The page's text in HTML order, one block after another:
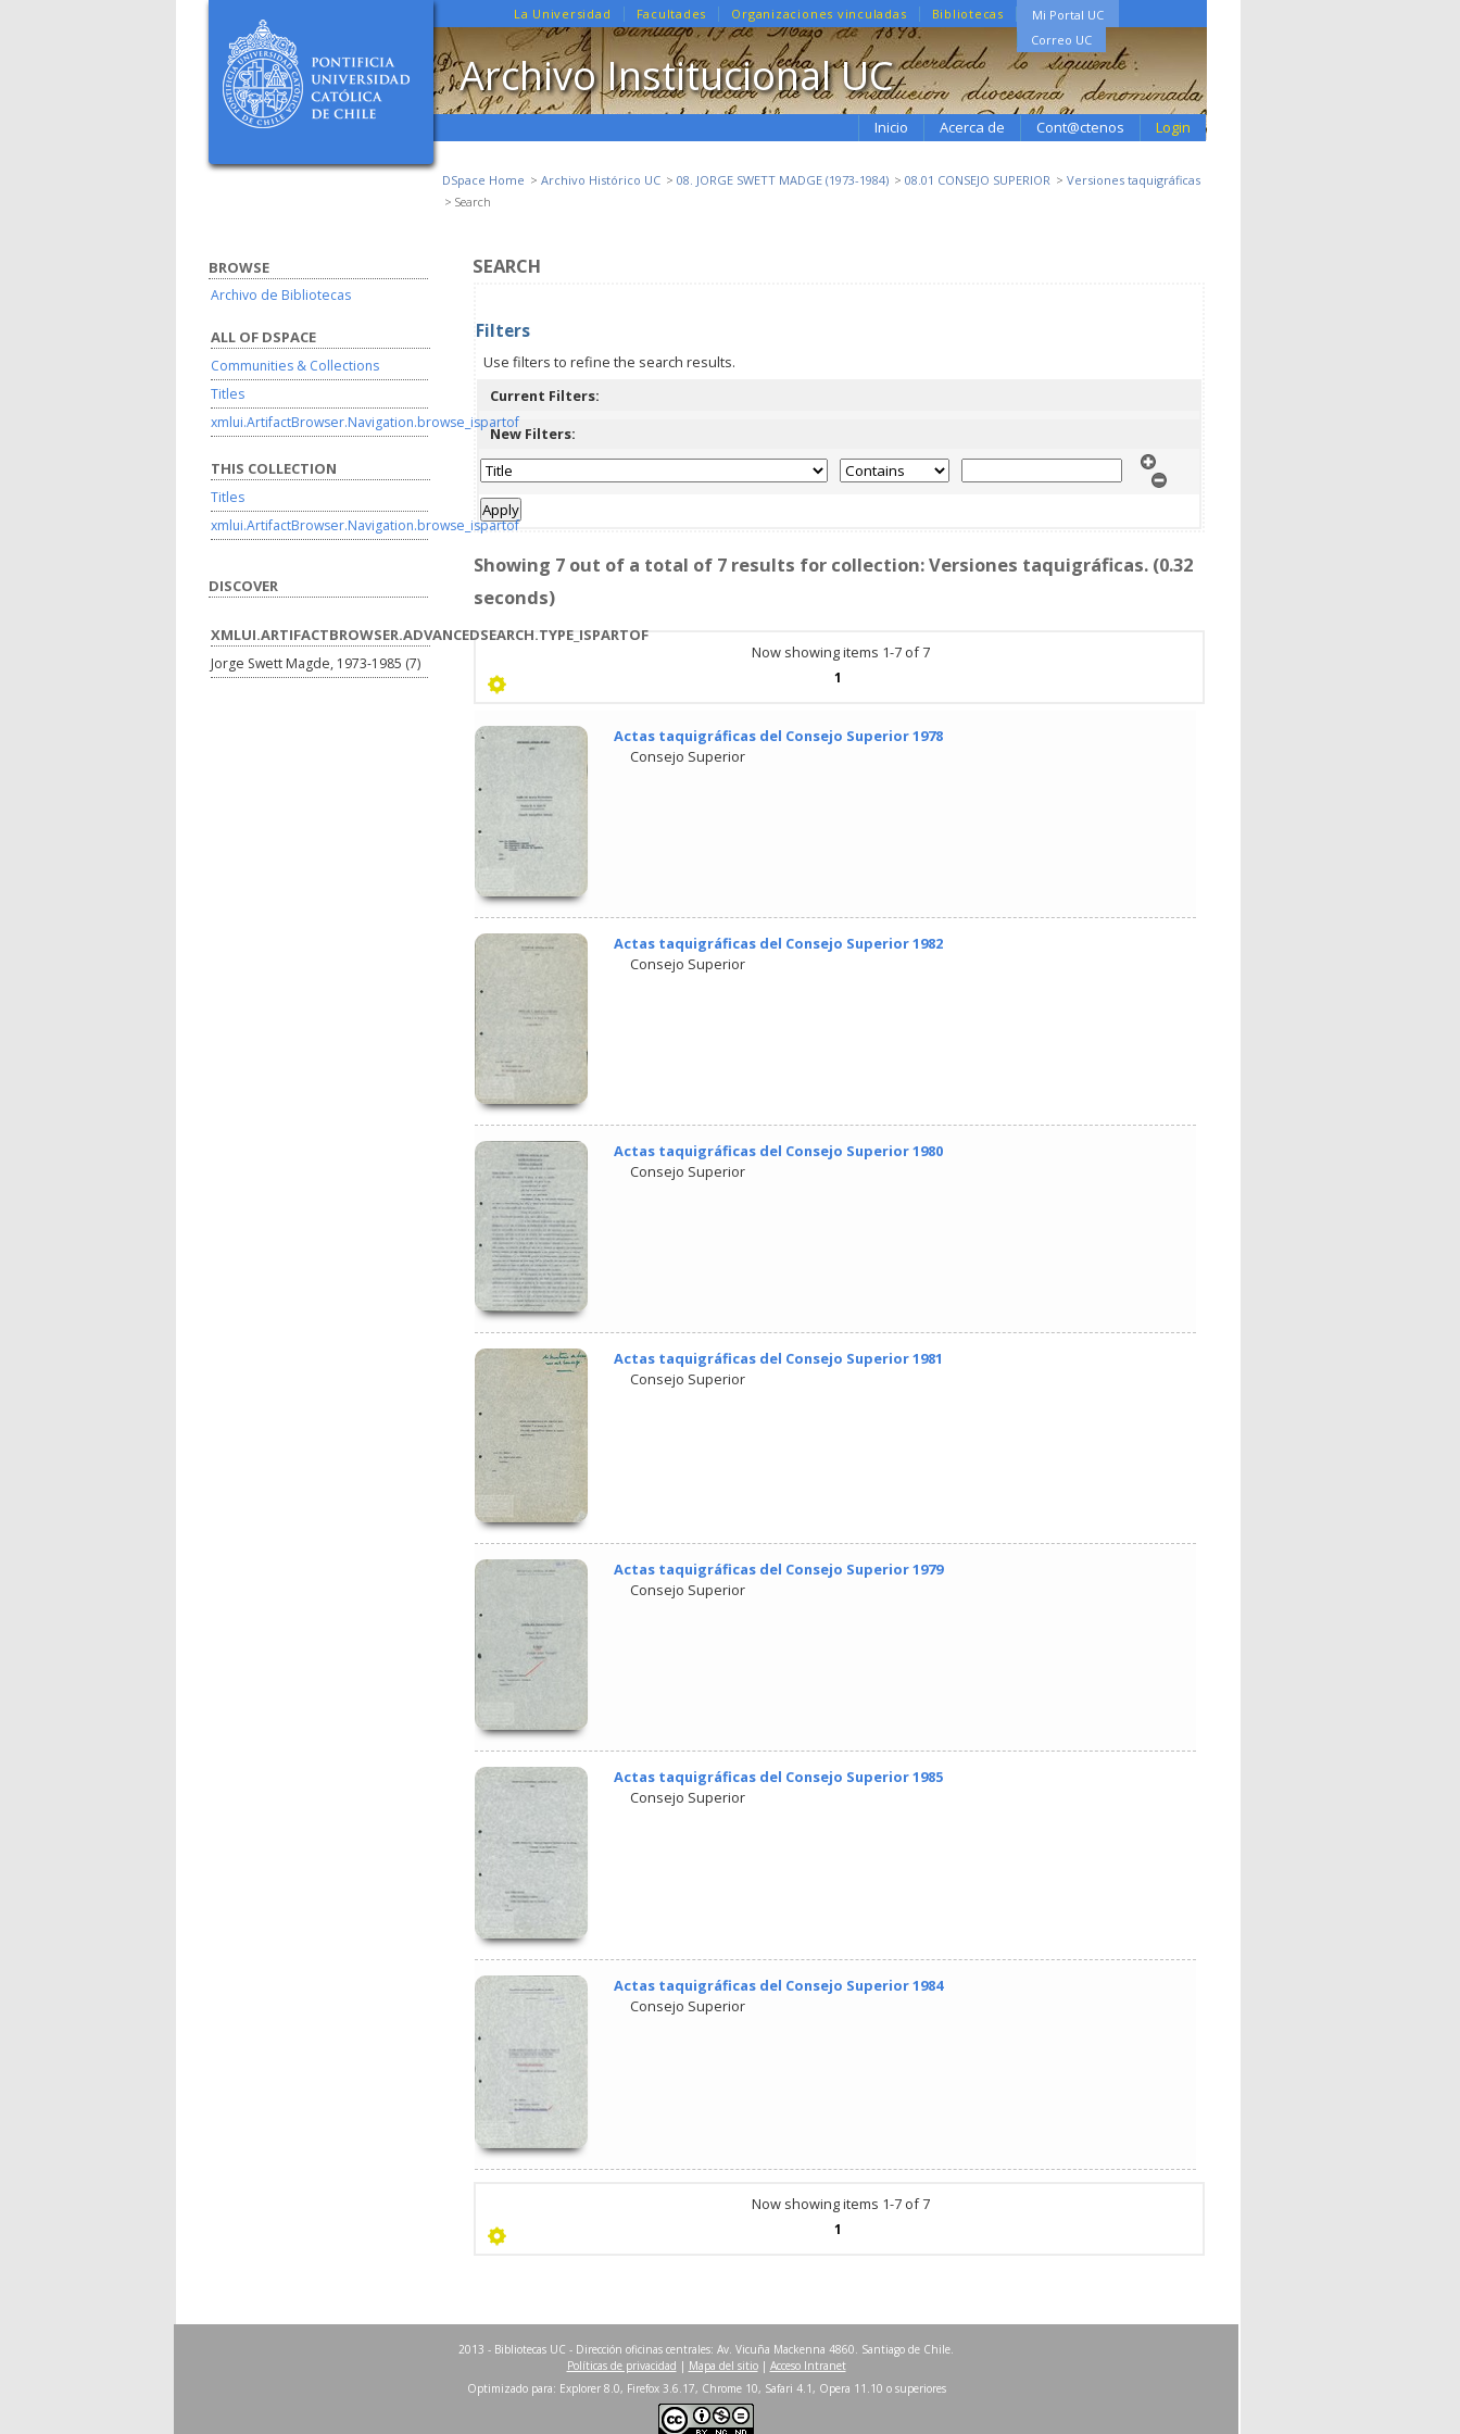
Mi Portal UC
Correo UC
La Universidad Facultades Organizaciones vinculadas Bibliotecas
Archivo Institucional UC
Login
Inicio Acerca de Cont@ctenos
DSpace Home Archivo Histórico UC 08. JORGE SWETT MADGE (1973-1984) 08.01 CONSEJO SUPERIOR
Versiones taquigráficas
Search
SEARCH
Filters
Use filters to refine the search results.
Current Filters:
New Filters:
Showing 7 out of a total of 7 results for collection: Versiones taquigráficas. (0.32
seconds)
Now showing items 1-7 of 7
1
Actas taquigráficas del Consejo Superior 1978
Consejo Superior
Actas taquigráficas del Consejo Superior 1982
Consejo Superior
Actas taquigráficas del Consejo Superior 1980
Consejo Superior
Actas taquigráficas del Consejo Superior 1981
Consejo Superior
Actas taquigráficas del Consejo Superior 1979
Consejo Superior
Actas taquigráficas del Consejo Superior 1985
Consejo Superior
Actas taquigráficas del Consejo Superior 1984
Consejo Superior
Now showing items 1-7 of 7
1
BROWSE
Archivo de Bibliotecas
ALL OF DSPACE
Communities & Collections
Titles
xmlui.ArtifactBrowser.Navigation.browse_ispartof
THIS COLLECTION
Titles
xmlui.ArtifactBrowser.Navigation.browse_ispartof
DISCOVER
XMLUI.ARTIFACTBROWSER.ADVANCEDSEARCH.TYPE_ISPARTOF
Jorge Swett Magde, 1973-1985 (7)
2013 - Bibliotecas UC - Dirección oficinas centrales: Av. Vicuña Mackenna 4860. Santiago de Chile.
Políticas de privacidad | Mapa del sitio| Acceso Intranet
Optimizado para: Explorer 8.0, Firefox 3.6.17, Chrome 10, Safari 4.1, Opera 11.10 o superiores